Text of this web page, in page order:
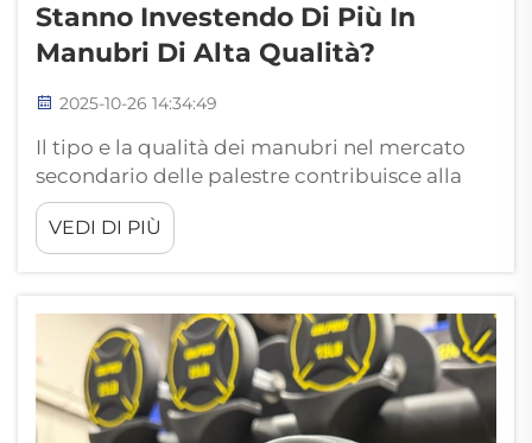
Stanno Investendo Di Più In
Manubri Di Alta Qualità?
2025-10-26 14:34:49
Il tipo e la qualità dei manubri nel mercato
secondario delle palestre contribuisce alla
qualità complessiva della palestra. Rispetto
alla qualità del mercato secondario delle
palestre, i manubri sono altamente flessibili e
un'ampia varietà di esercizi. Rispetto a...
VEDI DI PIÙ